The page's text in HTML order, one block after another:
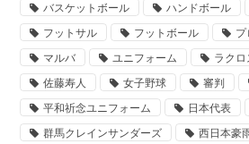
バスケットボール
ハンドボール
フットサル
フットボール プ
マルバ
ユニフォーム ラクロ
佐藤寿人
女子野球 審判
平和祈念ユニフォーム
日本代表
群馬クレインサンダーズ
西日本豪